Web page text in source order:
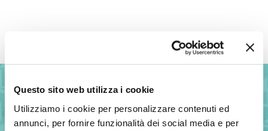
Questo sito web utilizza i cookie
Utilizziamo i cookie per personalizzare contenuti ed
annunci, per fornire funzionalità dei social media e per